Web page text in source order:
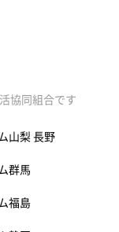
協同組合です
山梨 長野
群馬
福島